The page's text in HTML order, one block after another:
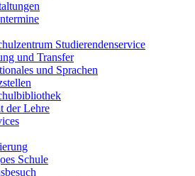
Studierendenservice
und Transfer
und Sprachen
der Lehre
Schule